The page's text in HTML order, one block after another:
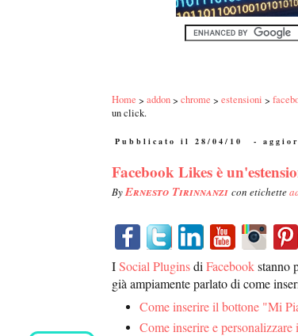
Home addon chrome estensioni
un click.
Pubblicato il 28/04/10 -
Facebook Likes è
ByErnesto Tirinnanzi con etichette
ISocial Pluginsdi Facebookstanno
già ampiamente parlato di come
Come inserire il bottone "Mi
Come inserire e